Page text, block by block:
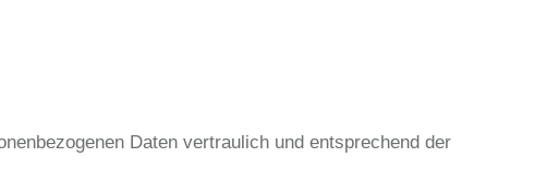
Daten vertraulich und entsprechend der